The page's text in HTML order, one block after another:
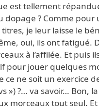
est tellement
dopage ? Comme
je leur laisse le
oui, ils ont fatigué.
à l’affilée. Et puis
pour jouer quelques
ce ne soit un exercice
») ?… va savoir… Bon,
morceaux tout seul.